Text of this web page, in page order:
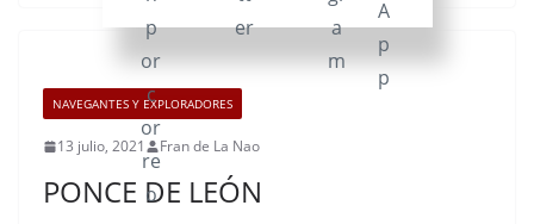
NAVEGANTES Y EXPLORADORES
13 julio, 2021 Fran de La Nao
PONCE DE LEÓN